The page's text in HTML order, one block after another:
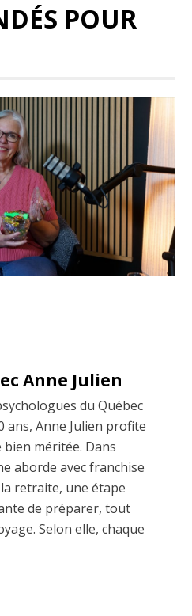
POUR
Anne Julien
du Québec
ans, Anne Julien profite
méritée. Dans
aborde avec franchise
retraite, une étape
de préparer, tout
Selon elle, chaque